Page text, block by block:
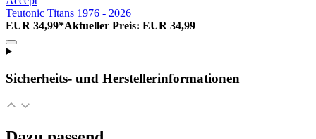
Teutonic Titans 1976 - 2026
EUR 34,99*Aktueller Preis: EUR 34,99
Sicherheits- und Herstellerinformationen